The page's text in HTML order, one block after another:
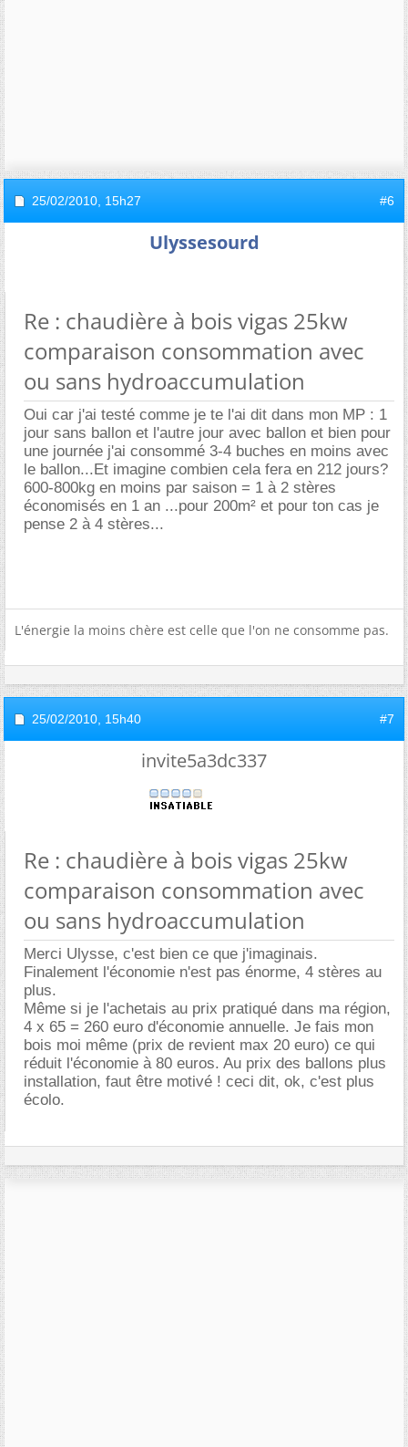
25/02/2010, 15h27 #6
Ulyssesourd
Re : chaudière à bois vigas 25kw
comparaison consommation avec
ou sans hydroaccumulation
Oui car j'ai testé comme je te l'ai dit dans mon MP : 1
jour sans ballon et l'autre jour avec ballon et bien pour
une journée j'ai consommé 3-4 buches en moins avec
le ballon...Et imagine combien cela fera en 212 jours?
600-800kg en moins par saison = 1 à 2 stères
économisés en 1 an ...pour 200m² et pour ton cas je
pense 2 à 4 stères...
L'énergie la moins chère est celle que l'on ne consomme pas.
25/02/2010, 15h40 #7
invite5a3dc337
Re : chaudière à bois vigas 25kw
comparaison consommation avec
ou sans hydroaccumulation
Merci Ulysse, c'est bien ce que j'imaginais.
Finalement l'économie n'est pas énorme, 4 stères au
plus.
Même si je l'achetais au prix pratiqué dans ma région,
4 x 65 = 260 euro d'économie annuelle. Je fais mon
bois moi même (prix de revient max 20 euro) ce qui
réduit l'économie à 80 euros. Au prix des ballons plus
installation, faut être motivé ! ceci dit, ok, c'est plus
écolo.